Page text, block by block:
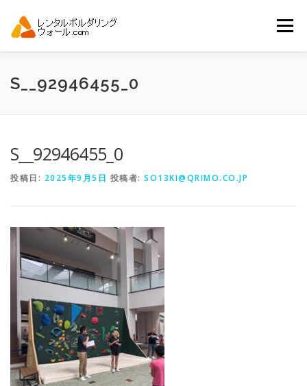
メニュー
トップ 自動見積り
S__92946455_0
S__92946455_0
投稿日: 2025年9月5日 投稿者: SO13KI@QRIMO.CO.JP